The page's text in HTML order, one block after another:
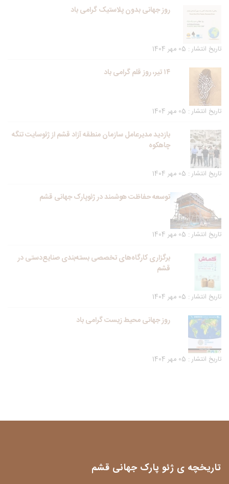
روز جهانی بدون پلاستیک گرامی باد
تاریخ انتشار : 05 مهر 1404
۱۴ تیر، روز قلم گرامی باد
تاریخ انتشار : 05 مهر 1404
بازدید مدیرعامل سازمان منطقه آزاد قشم از ژئوسایت تنگه
چاهکوه
تاریخ انتشار : 05 مهر 1404
توسعه حفاظت هوشمند در ژئوپارک جهانی قشم
تاریخ انتشار : 05 مهر 1404
برگزاری کارگاه‌های تخصصی بسته‌بندی صنایع‌دستی در
قشم
تاریخ انتشار : 05 مهر 1404
روز جهانی محیط زیست گرامی باد
تاریخ انتشار : 05 مهر 1404
تاریخچه ی ژئو پارک جهانی قشم